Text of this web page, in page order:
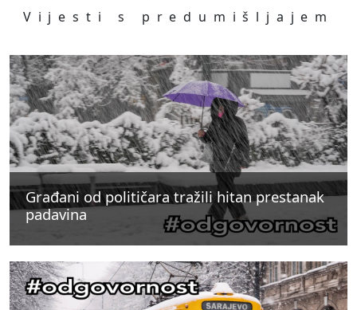
Vijesti s predumišljajem
Građani od političara tražili hitan prestanak
padavina
Građani od političara tražili hitan prestanak
padavina
Građani od političara tražili hitan prestanak
padavina